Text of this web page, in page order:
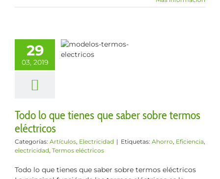
29
03, 2019
que tienes
sobre
eléctricos
Todo lo que tienes que saber sobre termos
eléctricos
Categorías: Artículos, Electricidad | Etiquetas: Ahorro, Eficiencia,
electricidad, Termos eléctricos
Todo lo que tienes que saber sobre termos eléctricos